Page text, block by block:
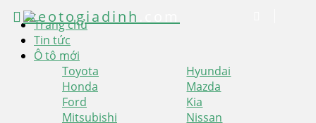
Trang chủ
Tin tức
Ô tô mới
Toyota
Hyundai
Honda
Mazda
Ford
Kia
Mitsubishi
Nissan
xeotogiadinh